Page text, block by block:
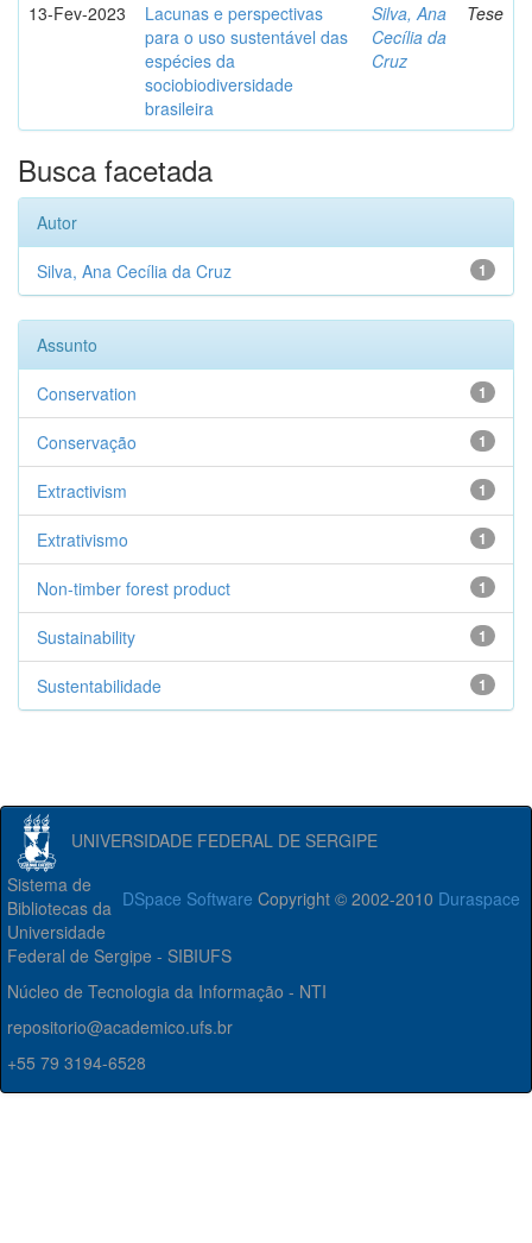
13-Fev-2023
Lacunas e perspectivas
para o uso sustentável das
espécies da
sociobiodiversidade
brasileira
Silva, Ana
Cecília da
Cruz
Tese
Busca facetada
Autor
1
Silva, Ana Cecília da Cruz
Assunto
1
Conservation
1
Conservação
1
Extractivism
1
Extrativismo
1
Non-timber forest product
1
Sustainability
1
Sustentabilidade
UNIVERSIDADE FEDERAL DE SERGIPE
DSpace Software Copyright © 2002-2010 Duraspace
Sistema de
Bibliotecas da
Universidade
Federal de Sergipe - SIBIUFS
Núcleo de Tecnologia da Informação - NTI
repositorio@academico.ufs.br
+55 79 3194-6528